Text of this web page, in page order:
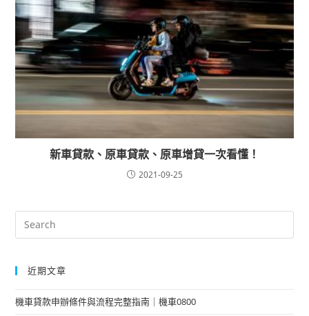
新車貸款、原車貸款、原車增貸一次看懂！
2021-09-25
近期文章
機車貸款申辦條件與流程完整指南｜機車0800